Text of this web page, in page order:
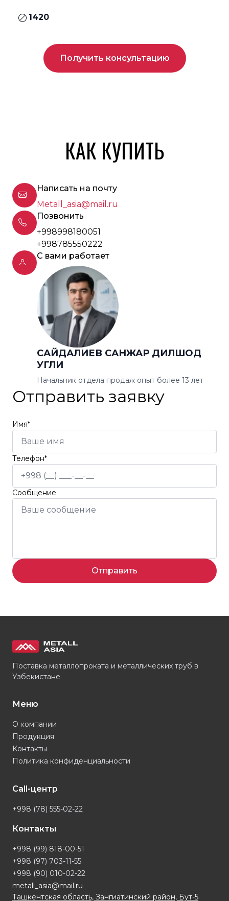
1420
Получить консультацию
КАК КУПИТЬ
Написать на почту
Metall_asia@mail.ru
Позвонить
+998998180051
+998785550222
С вами работает
САЙДАЛИЕВ САНЖАР ДИЛШОД
УГЛИ
Начальник отдела продаж опыт более 13 лет
Отправить заявку
Имя*
Телефон*
Сообщение
Отправить
Поставка металлопроката и металлических труб в
Узбекистане
Меню
О компании
Продукция
Контакты
Политика конфиденциальности
Call-центр
+998 (78) 555-02-22
Контакты
+998 (99) 818-00-51
+998 (97) 703-11-55
+998 (90) 010-02-22
metall_asia@mail.ru
Ташкентская область, Зангиатинский район, Бут-5